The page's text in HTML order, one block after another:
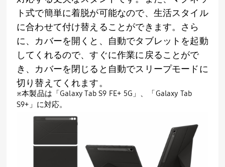
ト式で簡単に着脱が可能なので、生活スタイル
に合わせて付け替えることができます。さら
に、カバーを開くと、自動でタブレットを起動
してくれるので、すぐに作業に戻ることがで
き、カバーを閉じると自動でスリープモードに
切り替えてくれます。
※本製品は「Galaxy Tab S9 FE+ 5G」、「Galaxy Tab
S9+」に対応。